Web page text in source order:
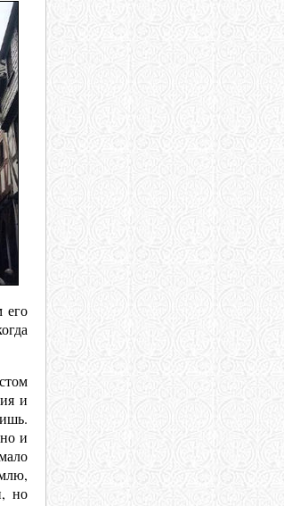
его
и
и
но